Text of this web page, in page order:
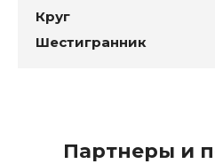
Круг
Шестигранник
Партнеры и